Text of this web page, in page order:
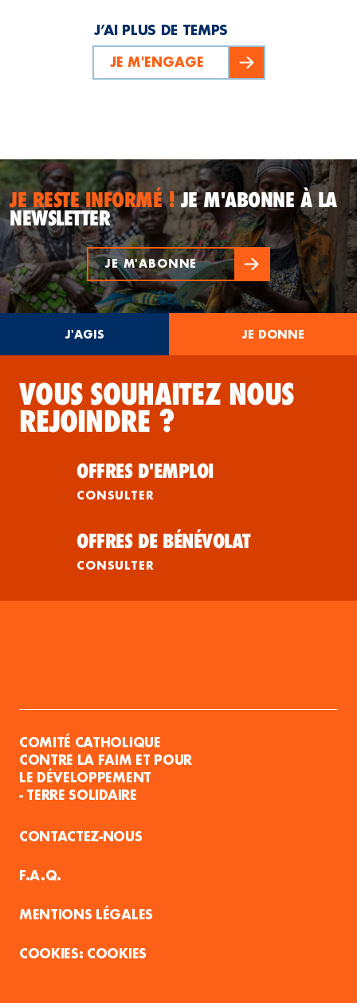
J’AI PLUS DE TEMPS
JE M'ENGAGE
JE RESTE INFORMÉ !JE M'ABONNE À LA
NEWSLETTER
JE M'ABONNE
J'AGIS JE DONNE
VOUS SOUHAITEZ NOUS
REJOINDRE ?
OFFRES D'EMPLOI
CONSULTER
OFFRES DE BÉNÉVOLAT
CONSULTER
COMITÉ CATHOLIQUE
CONTRE LA FAIM ET POUR
LE DÉVELOPPEMENT
- TERRE SOLIDAIRE
CONTACTEZ-NOUS
F.A.Q.
MENTIONS LÉGALES
COOKIES